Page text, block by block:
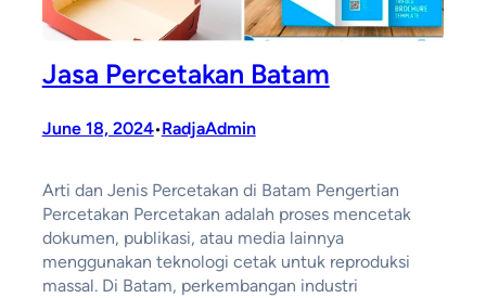
Jasa Percetakan Batam
June 18, 2024•RadjaAdmin
Arti dan Jenis Percetakan di Batam Pengertian
Percetakan Percetakan adalah proses mencetak
dokumen, publikasi, atau media lainnya
menggunakan teknologi cetak untuk reproduksi
massal. Di Batam, perkembangan industri